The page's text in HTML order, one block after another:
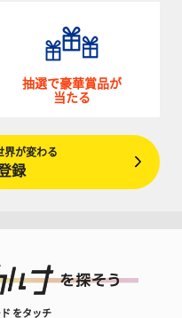
抽選で豪華賞品が
当たる
界が変わる
録
をタッチ